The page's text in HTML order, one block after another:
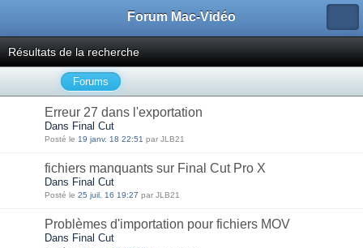
Forum Mac-Vidéo
Résultats de la recherche
Forums
Erreur 27 dans l'exportation
Dans Final Cut
Posté le 19 janv. 18 22:51 par JLB21
fichiers manquants sur Final Cut Pro X
Dans Final Cut
Posté le 25 juil. 16 19:27 par JLB21
Problèmes d'importation pour fichiers MOV
Dans Final Cut